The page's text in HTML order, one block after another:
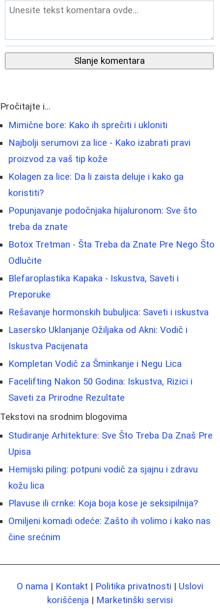
Slanje komentara
Pročitajte i...
Mimične bore: Kako ih sprečiti i ukloniti
Najbolji serumovi za lice - Kako izabrati pravi
proizvod za vaš tip kože
Kolagen za lice: Da li zaista deluje i kako ga
koristiti?
Popunjavanje podočnjaka hijaluronom: Sve što
treba da znate
Botox Tretman - Šta Treba da Znate Pre Nego Što
Odlučite
Blefaroplastika Kapaka - Iskustva, Saveti i
Preporuke
Rešavanje hormonskih bubuljica: Saveti i iskustva
Lasersko Uklanjanje Ožiljaka od Akni: Vodič i
Iskustva Pacijenata
Kompletan Vodič za Šminkanje i Negu Lica
Facelifting Nakon 50 Godina: Iskustva, Rizici i
Saveti za Prirodne Rezultate
Tekstovi na srodnim blogovima
Studiranje Arhitekture: Sve Što Treba Da Znaš Pre
Upisa
Hemijski piling: potpuni vodič za sjajnu i zdravu
kožu lica
Plavuse ili crnke: Koja boja kose je seksipilnija?
Omiljeni komadi odeće: Zašto ih volimo i kako nas
čine srećnim
O nama | Kontakt | Politika privatnosti | Uslovi
korišćenja | Marketinški servisi